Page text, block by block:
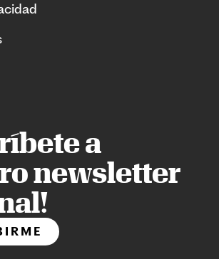
a
newsletter